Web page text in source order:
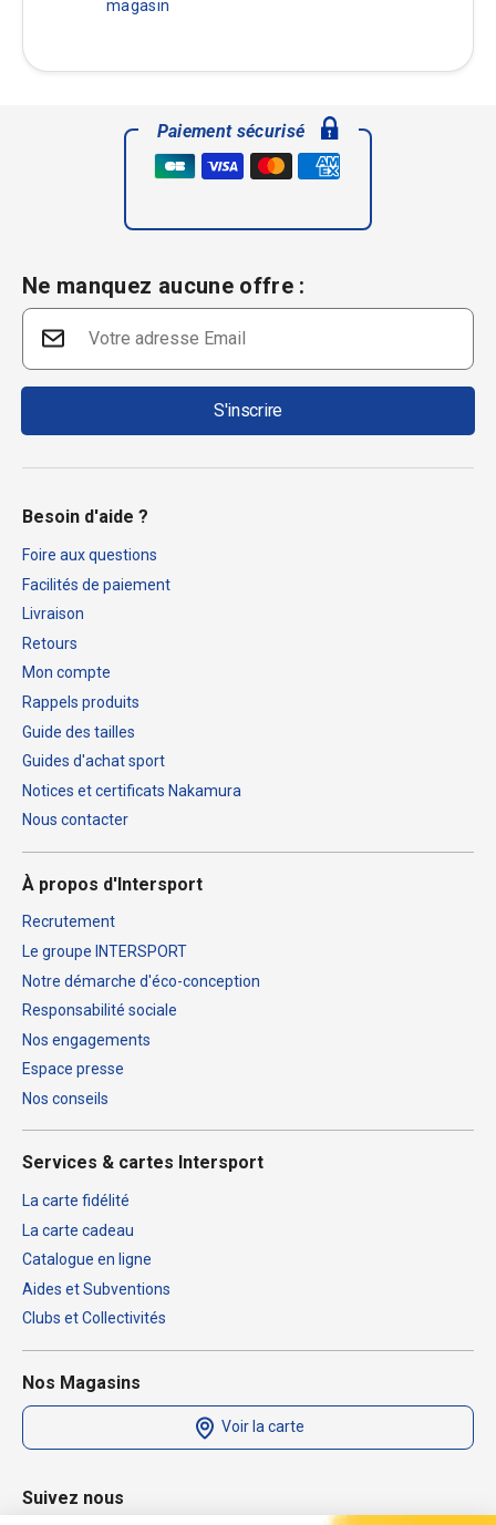
magasin
Paiement sécurisé
Ne manquez aucune offre :
S'inscrire
Besoin d'aide ?
Foire aux questions
Facilités de paiement
Livraison
Retours
Mon compte
Rappels produits
Guide des tailles
Guides d'achat sport
Notices et certificats Nakamura
Nous contacter
À propos d'Intersport
Recrutement
Le groupe INTERSPORT
Notre démarche d'éco-conception
Responsabilité sociale
Nos engagements
Espace presse
Nos conseils
Services & cartes Intersport
La carte fidélité
La carte cadeau
Catalogue en ligne
Aides et Subventions
Clubs et Collectivités
Nos Magasins
Voir la carte
Suivez nous